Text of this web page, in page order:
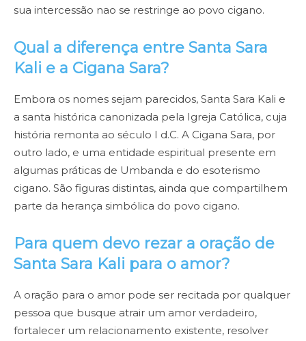
sua intercessão nao se restringe ao povo cigano.
Qual a diferença entre Santa Sara
Kali e a Cigana Sara?
Embora os nomes sejam parecidos, Santa Sara Kali e
a santa histórica canonizada pela Igreja Católica, cuja
história remonta ao século I d.C. A Cigana Sara, por
outro lado, e uma entidade espiritual presente em
algumas práticas de Umbanda e do esoterismo
cigano. São figuras distintas, ainda que compartilhem
parte da herança simbólica do povo cigano.
Para quem devo rezar a oração de
Santa Sara Kali para o amor?
A oração para o amor pode ser recitada por qualquer
pessoa que busque atrair um amor verdadeiro,
fortalecer um relacionamento existente, resolver